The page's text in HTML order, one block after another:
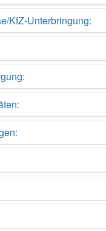
KfZ-Unterbringung: